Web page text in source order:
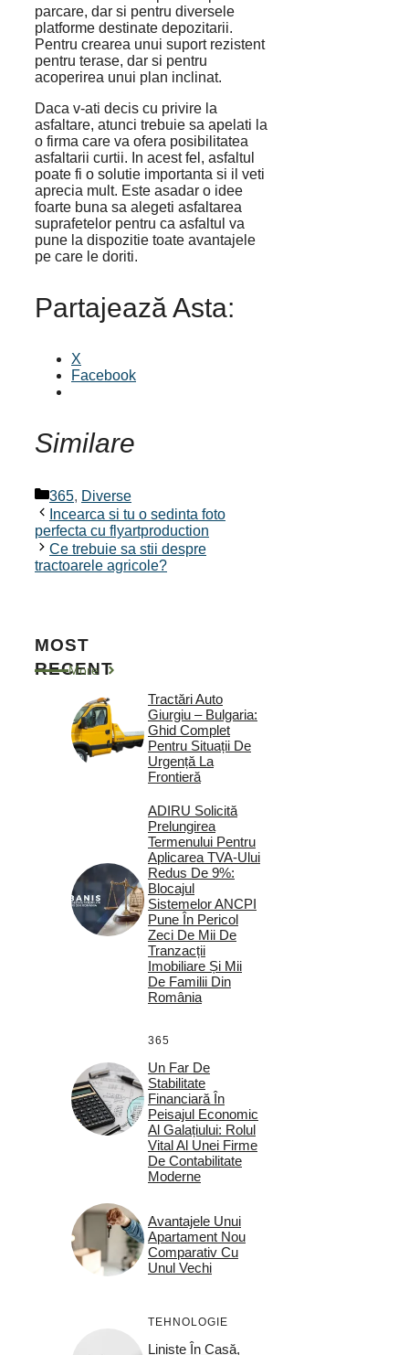
parcare, dar si pentru diversele
platforme destinate depozitarii.
Pentru crearea unui suport rezistent
pentru terase, dar si pentru
acoperirea unui plan inclinat.
Daca v-ati decis cu privire la
asfaltare, atunci trebuie sa apelati la
o firma care va ofera posibilitatea
asfaltarii curtii. In acest fel, asfaltul
poate fi o solutie importanta si il veti
aprecia mult. Este asadar o idee
foarte buna sa alegeti asfaltarea
suprafetelor pentru ca asfaltul va
pune la dispozitie toate avantajele
pe care le doriti.
Partajează Asta:
X
Facebook
Similare
Categorii
365, Diverse
Incearca si tu o sedinta foto
perfecta cu flyartproduction
Ce trebuie sa stii despre
tractoarele agricole?
MOST
RECENT
More
Tractări Auto
Giurgiu – Bulgaria:
Ghid Complet
Pentru Situații De
Urgență La
Frontieră
ADIRU Solicită
Prelungirea
Termenului Pentru
Aplicarea TVA-Ului
Redus De 9%:
Blocajul
Sistemelor ANCPI
Pune În Pericol
Zeci De Mii De
Tranzacții
Imobiliare Și Mii
De Familii Din
România
365
Un Far De
Stabilitate
Financiară În
Peisajul Economic
Al Galațiului: Rolul
Vital Al Unei Firme
De Contabilitate
Moderne
Avantajele Unui
Apartament Nou
Comparativ Cu
Unul Vechi
TEHNOLOGIE
Liniște În Casă,